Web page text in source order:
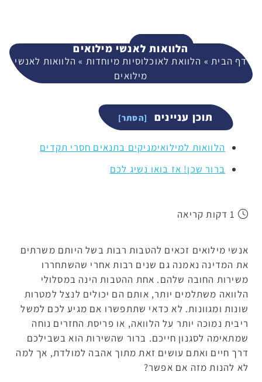
המשך
הלוואות לאנשי מילואים
דף הבית » הלוואת לאוכלוסיות מיוחדות »הלוואות לאנשי
מילואים
תוכן עניינים
הלוואות למילואימניקים בתנאים חסרי תקדים
ברור שכן! אז בואו נשיג לכם
אנשי מילואים זכאים להטבות רבות בשל היותם משרתים
את המדינה נאמנה גם שנים רבות אחרי שהשתחררו
משירות החובה שלהם. אחת ההטבות הינה במסלולי
הלוואה משתלמים יותר, אותם הם יכולים לנצל למטרות
שונות ומגוונות. לא כדאי שתתפשרו אם מגיע לכם למשל
ריבית נמוכה יותר על הלוואה, או פריסת החזרים נוחה
שמתאימה לסגנון חייכם. ברור שהשירות הוא בשבילכם
דרך חיים ואתם עושים זאת מתוך אהבה למולדת, אך למה
לא להנות מזה אם אפשר?